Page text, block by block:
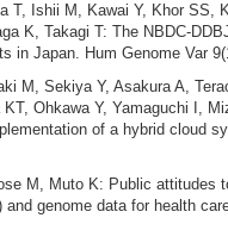
T, Ishii M, Kawai Y, Khor SS,
K, Takagi T: The NBDC-
in Japan. Hum Genome Var
M, Sekiya Y, Asakura A,
KT, Ohkawa Y, Yamaguchi I,
of a hybrid cloud
M, Muto K: Public attitudes
and genome data for health